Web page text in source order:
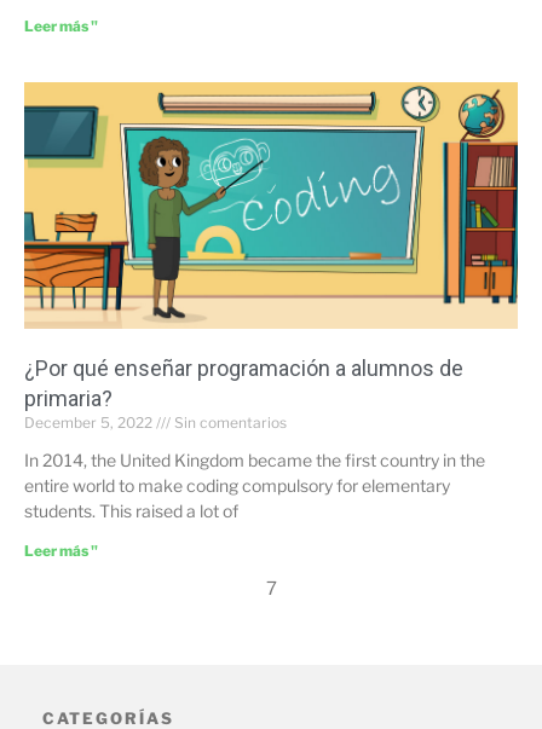
Leer más "
¿Por qué enseñar programación a alumnos de
primaria?
December 5, 2022 Sin comentarios
In 2014, the United Kingdom became the first country in the
entire world to make coding compulsory for elementary
students. This raised a lot of
Leer más "
7
CATEGORÍAS